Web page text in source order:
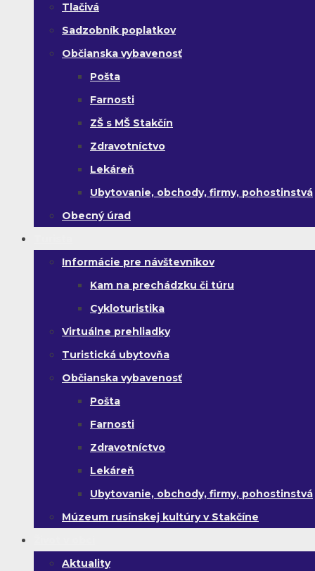
Tlačivá
Sadzobník poplatkov
Občianska vybavenosť
Pošta
Farnosti
ZŠ s MŠ Stakčín
Zdravotníctvo
Lekáreň
Ubytovanie, obchody, firmy, pohostinstvá
Obecný úrad
Informácie pre návštevníkov
Kam na prechádzku či túru
Cykloturistika
Virtuálne prehliadky
Turistická ubytovňa
Občianska vybavenosť
Pošta
Farnosti
Zdravotníctvo
Lekáreň
Ubytovanie, obchody, firmy, pohostinstvá
Múzeum rusínskej kultúry v Stakčíne
Aktuality